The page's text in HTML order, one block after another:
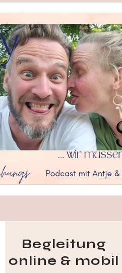
Begleitung
online & mobil